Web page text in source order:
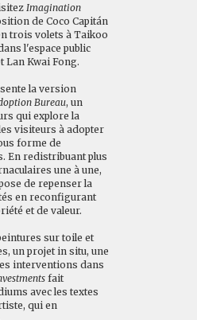
Imagination
de Coco Capitán
trois volets à Taikoo
l'espace public
Lan Kwai Fong.
la version
Bureau, un
qui explore la
visiteurs à adopter
forme de
En redistribuant plus
une à une,
de repenser la
en reconfigurant
et de valeur.
sur toile et
un projet in situ, une
interventions dans
fait
avec les textes
qui en